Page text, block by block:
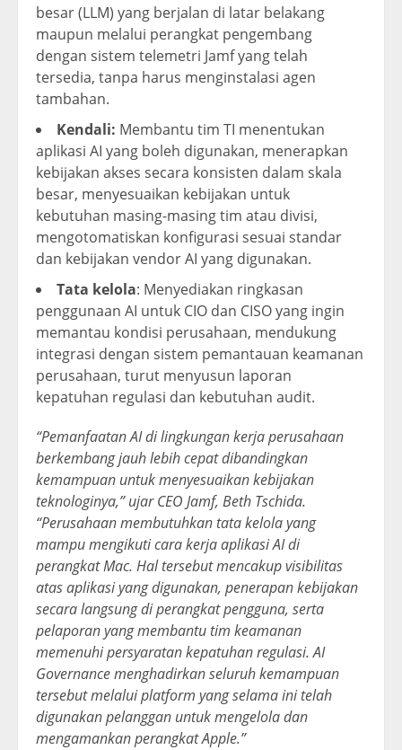
besar (LLM) yang berjalan di latar belakang
maupun melalui perangkat pengembang
dengan sistem telemetri Jamf yang telah
tersedia, tanpa harus menginstalasi agen
tambahan.
Kendali: Membantu tim TI menentukan
aplikasi AI yang boleh digunakan, menerapkan
kebijakan akses secara konsisten dalam skala
besar, menyesuaikan kebijakan untuk
kebutuhan masing-masing tim atau divisi,
mengotomatiskan konfigurasi sesuai standar
dan kebijakan vendor AI yang digunakan.
Tata kelola: Menyediakan ringkasan
penggunaan AI untuk CIO dan CISO yang ingin
memantau kondisi perusahaan, mendukung
integrasi dengan sistem pemantauan keamanan
perusahaan, turut menyusun laporan
kepatuhan regulasi dan kebutuhan audit.
“Pemanfaatan AI di lingkungan kerja perusahaan
berkembang jauh lebih cepat dibandingkan
kemampuan untuk menyesuaikan kebijakan
teknologinya,” ujar CEO Jamf, Beth Tschida.
“Perusahaan membutuhkan tata kelola yang
mampu mengikuti cara kerja aplikasi AI di
perangkat Mac. Hal tersebut mencakup visibilitas
atas aplikasi yang digunakan, penerapan kebijakan
secara langsung di perangkat pengguna, serta
pelaporan yang membantu tim keamanan
memenuhi persyaratan kepatuhan regulasi. AI
Governance menghadirkan seluruh kemampuan
tersebut melalui platform yang selama ini telah
digunakan pelanggan untuk mengelola dan
mengamankan perangkat Apple.”